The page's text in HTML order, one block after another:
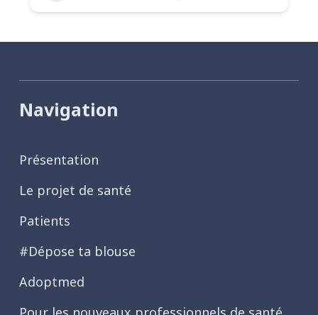
Navigation
Présentation
Le projet de santé
Patients
#Dépose ta blouse
Adoptmed